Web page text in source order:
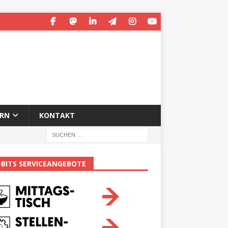
KONTAKT
SERVICEANGEBOTE